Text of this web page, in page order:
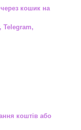
кошик на
Telegram,
коштів або